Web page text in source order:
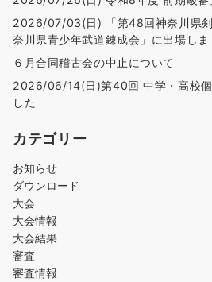
2026/07/03(日) 「第48回神奈川県
奈川県青少年武道錬成会」に出場しま
６月合同稽古会の中止について
2026/06/14(日)第40回 中学・高校個
した
カテゴリー
お知らせ
ダウンロード
大会
大会情報
大会結果
審査
審査情報